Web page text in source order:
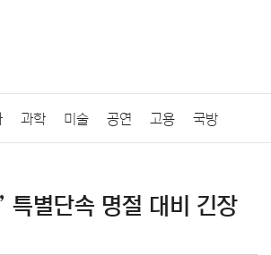
과학 미술 공연 고용 국방
일상 주식 암호화폐 블록체인
특별단속 명절 대비 긴장